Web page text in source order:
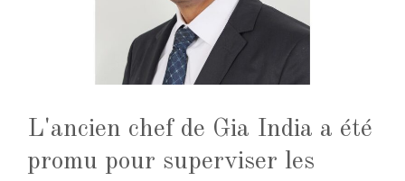
L'ancien chef de Gia India a été
promu pour superviser les